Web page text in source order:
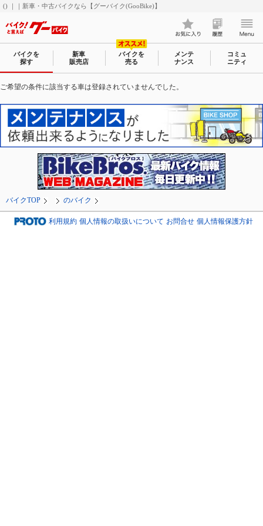
() ｜｜新車・中古バイクなら【グーバイク(GooBike)】
バイクを
探す
新車
販売店
バイクを
売る
メンテ
ナンス
コミュ
ニティ
ご希望の条件に該当する車は登録されていませんでした。
バイクTOP のバイク
利用規約 個人情報の取扱いについて お問合せ 個人情報保護方針